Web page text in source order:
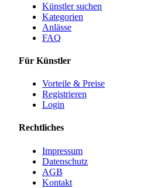
Künstler suchen
Kategorien
Anlässe
FAQ
Für Künstler
Vorteile & Preise
Registrieren
Login
Rechtliches
Impressum
Datenschutz
AGB
Kontakt